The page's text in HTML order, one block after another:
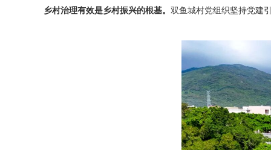
乡村治理有效是乡村振兴的根基。 双鱼城村党组织坚持党建